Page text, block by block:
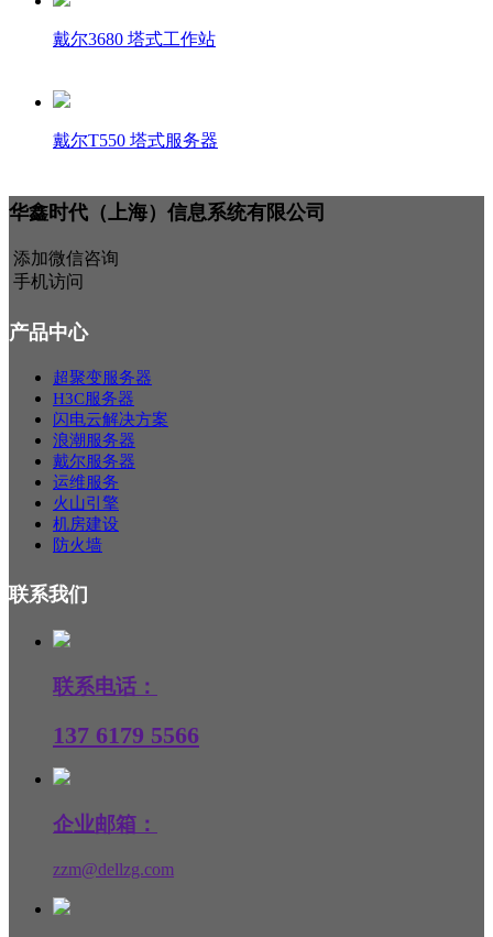
戴尔3680 塔式工作站
戴尔T550 塔式服务器
华鑫时代（上海）信息系统有限公司
添加微信咨询
手机访问
产品中心
超聚变服务器
H3C服务器
闪电云解决方案
浪潮服务器
戴尔服务器
运维服务
火山引擎
机房建设
防火墙
联系我们
联系电话：
137 6179 5566
企业邮箱：
zzm@dellzg.com